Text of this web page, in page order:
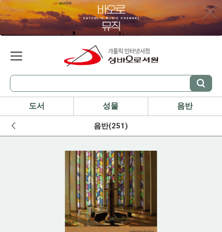
도서 성물 음반
음반(251)